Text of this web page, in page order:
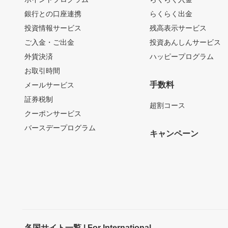
銀行との口座連携
投資情報サービス
ご入金・ご出金
外貨決済
お取引時間
メールサービス
証券税制
クーポンサービス
バースデープログラム
らくらく出金
残高表示サービス
投資あんしんサービス
ハッピープログラム
手数料
超割コース
キャンペーン